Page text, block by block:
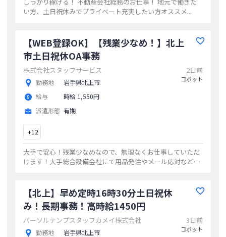
い方、土日祝休みでプライベート充実したい方オススメ...
【WEB登録OK】【残業少なめ！】北上
市土日祝休OA事務
株式会社スタッフサービス
勤務地
岩手県北上市
給与
時給 1,550円
派遣形態 有期
2日前
コボット
+12
大手で安心！残業少なめなので、無理なくお仕事していただ
けます！大手総合設備会社にて用品発注やメール応対などの
【北上】早め定時16時30分土日祝休
み！長期事務！高時給1450円
パーソルテンプスタッフカメイ株式会社
勤務地
岩手県北上市
3日前
コボット